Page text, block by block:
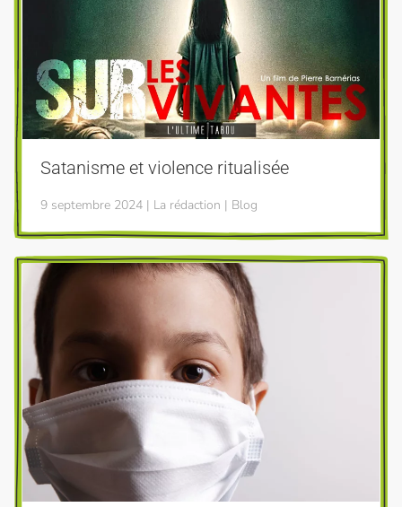
Satanisme et violence ritualisée
9 septembre 2024 | La rédaction | Blog